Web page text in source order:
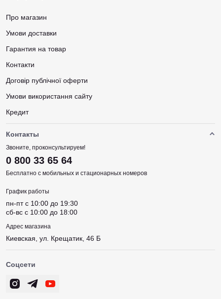
Про магазин
Умови доставки
Гарантия на товар
Контакти
Договір публічної оферти
Умови використання сайту
Кредит
Контакты
Звоните, проконсультируем!
0 800 33 65 64
Бесплатно с мобильных и стационарных номеров
График работы
пн-пт c 10:00 до 19:30
сб-вс c 10:00 до 18:00
Адрес магазина
Киевская, ул. Крещатик, 46 Б
Соцсети